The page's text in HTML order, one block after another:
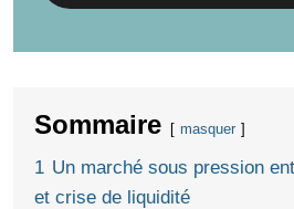
Sommaire masquer
1 Un marché sous pression
et crise de liquidité